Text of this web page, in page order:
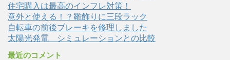
住宅購入は最高のインフレ対策！
意外と使える！？雛飾りに三段ラック
自転車の前後ブレーキを修理しました
太陽光発電 シミュレーションとの比較
最近のコメント